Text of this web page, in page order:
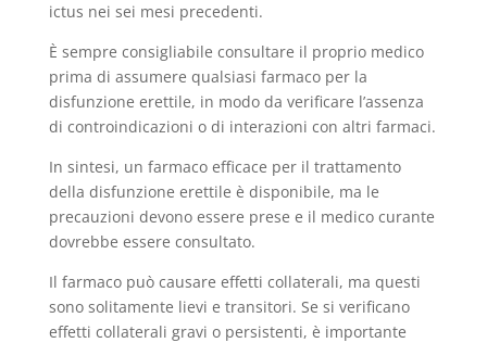
ictus nei sei mesi precedenti.
È sempre consigliabile consultare il proprio medico
prima di assumere qualsiasi farmaco per la
disfunzione erettile, in modo da verificare l’assenza
di controindicazioni o di interazioni con altri farmaci.
In sintesi, un farmaco efficace per il trattamento
della disfunzione erettile è disponibile, ma le
precauzioni devono essere prese e il medico curante
dovrebbe essere consultato.
Il farmaco può causare effetti collaterali, ma questi
sono solitamente lievi e transitori. Se si verificano
effetti collaterali gravi o persistenti, è importante